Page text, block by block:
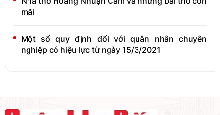
mãi
Một số quy định đối với quân nhân chuyên
nghiệp có hiệu lực từ ngày 15/3/2021